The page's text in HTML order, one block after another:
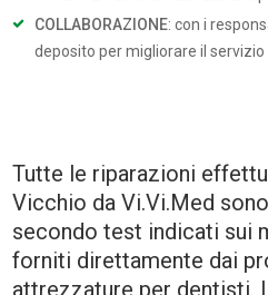
COLLABORAZIONE: con i
deposito per migliorare il
Tutte le riparazioni
Vicchio da Vi.Vi.Med
secondo test indicati sui
forniti direttamente dai